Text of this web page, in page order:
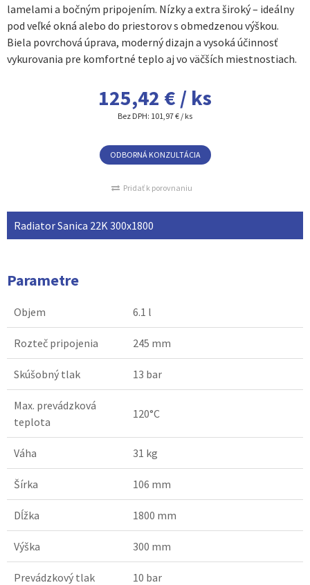
lamelami a bočným pripojením. Nízky a extra široký – ideálny
pod veľké okná alebo do priestorov s obmedzenou výškou.
Biela povrchová úprava, moderný dizajn a vysoká účinnosť
vykurovania pre komfortné teplo aj vo väčších miestnostiach.
125,42 € / ks
Bez DPH: 101,97 € / ks
ODBORNÁ KONZULTÁCIA
Pridať k porovnaniu
Radiator Sanica 22K 300x1800
Parametre
Objem 6.1 l
Rozteč pripojenia 245 mm
Skúšobný tlak 13 bar
Max. prevádzková
teplota
120°C
Váha 31 kg
Šírka 106 mm
Dĺžka 1800 mm
Výška 300 mm
Prevádzkový tlak 10 bar